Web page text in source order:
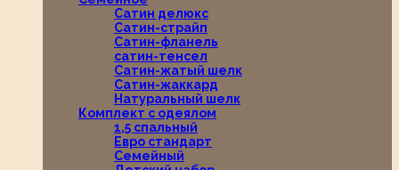
Сатин делюкс
Сатин-страйп
Сатин-фланель
сатин-тенсел
Сатин-жатый шелк
Сатин-жаккард
Натуральный шелк
Комплект с одеялом
1,5 спальный
Евро стандарт
Семейный